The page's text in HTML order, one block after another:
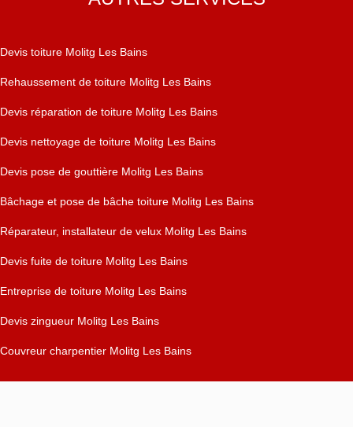
Devis toiture Molitg Les Bains
Rehaussement de toiture Molitg Les Bains
Devis réparation de toiture Molitg Les Bains
Devis nettoyage de toiture Molitg Les Bains
Devis pose de gouttière Molitg Les Bains
Bâchage et pose de bâche toiture Molitg Les Bains
Réparateur, installateur de velux Molitg Les Bains
Devis fuite de toiture Molitg Les Bains
Entreprise de toiture Molitg Les Bains
Devis zingueur Molitg Les Bains
Couvreur charpentier Molitg Les Bains